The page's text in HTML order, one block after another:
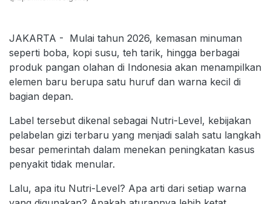
JAKARTA - Mulai tahun 2026, kemasan minuman
seperti boba, kopi susu, teh tarik, hingga berbagai
produk pangan olahan di Indonesia akan menampilkan
elemen baru berupa satu huruf dan warna kecil di
bagian depan.
Label tersebut dikenal sebagai Nutri-Level, kebijakan
pelabelan gizi terbaru yang menjadi salah satu langkah
besar pemerintah dalam menekan peningkatan kasus
penyakit tidak menular.
Lalu, apa itu Nutri-Level? Apa arti dari setiap warna